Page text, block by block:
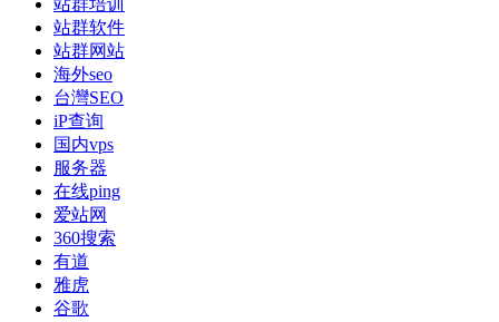
站群培训
站群软件
站群网站
海外seo
台灣SEO
iP查询
国内vps
服务器
在线ping
爱站网
360搜索
有道
雅虎
谷歌